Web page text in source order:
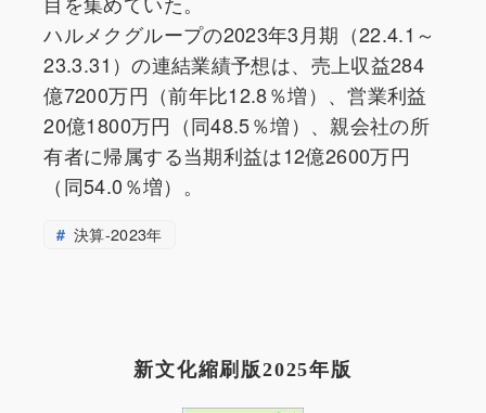
ハルメクグループの2023年3月期（22.4.1～
23.3.31）の連結業績予想は、売上収益284
億7200万円（前年比12.8％増）、営業利益
20億1800万円（同48.5％増）、親会社の所
有者に帰属する当期利益は12億2600万円
（同54.0％増）。
決算-2023年
新文化縮刷版2025年版